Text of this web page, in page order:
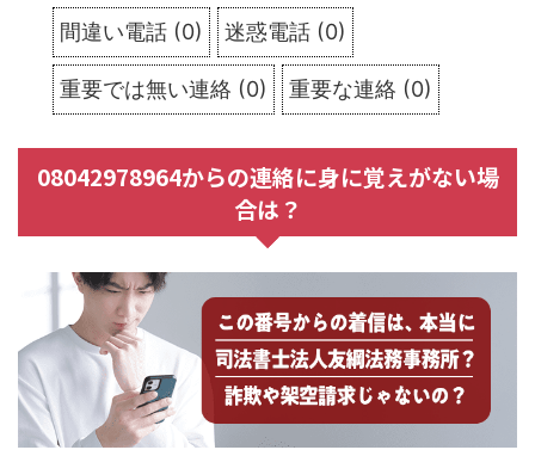
間違い電話 (0) 迷惑電話 (0)
重要では無い連絡 (0) 重要な連絡 (0)
08042978964からの連絡に身に覚えがない場
合は？